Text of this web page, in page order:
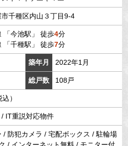
千種区内山 ３丁目9-4
「今池駅 」 徒歩4分
「千種駅 」 徒歩7分
築年月 2022年1月
総戸数 108戸
）
IT重説対応物件
/ 防犯カメラ / 宅配ボックス / 駐輪場